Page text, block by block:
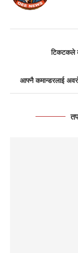
टिकटकले
आफ्नै कमान्डरलाई